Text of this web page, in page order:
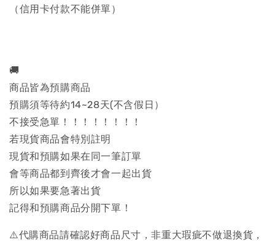
（信用卡付款不能併單）
🚚
商品皆為預購商品
預購須等待約14~28天(不含假日）
不接受急單！！！！！！！！
若現貨商品會特別註明
現貨和預購如果在同一筆訂單
會等商品都到齊後才會一起出貨
所以如果要急著出貨
記得和預購商品分開下單！
⚠️代購商品請確認好商品尺寸，非重大瑕疵不做退換貨，